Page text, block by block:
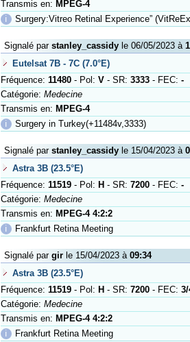
Transmis en: MPEG-4
ℹ
Surgery:Vitreo Retinal Experience”
Signalé par stanley_cassidyle 06/05/2023 à
Eutelsat 7B - 7C (7.0°E)
Fréquence: 11480- Pol: V- SR: 3333- FEC: -
Catégorie: Medecine
Transmis en: MPEG-4
ℹ
Surgery in Turkey(+11484v,3333)
Signalé par stanley_cassidyle 15/04/2023 à
Astra 3B (23.5°E)
Fréquence: 11519- Pol: H - SR: 7200- FEC: -
Catégorie: Medecine
Transmis en: MPEG-4 4:2:2
ℹ
Frankfurt Retina Meeting
Signalé par girle 15/04/2023 à 09:34
Astra 3B (23.5°E)
Fréquence: 11519- Pol: H - SR: 7200- FEC: 3/
Catégorie: Medecine
Transmis en: MPEG-4 4:2:2
ℹ
Frankfurt Retina Meeting